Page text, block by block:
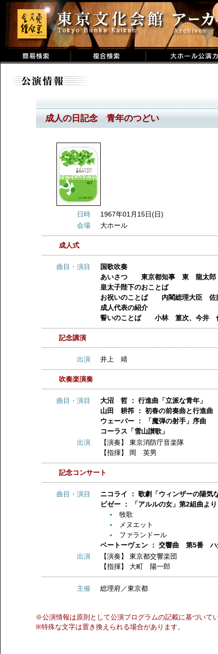
成人の日記念 青年のつどい
日時
1967年01月15日(日)
会場
大ホール
成人式
曲目・演目
国歌吹奏
あいさつ 東京都知事 東 龍太郎
皇太子陛下のおことば
お祝いのことば 内閣総理大臣
成人代表の紹介
誓いのことば 小林 篁次、今井
記念講演
出演 井上 靖
吹奏楽演奏
曲目・演目
大沼 哲 ： 行進曲「立派な青年」
山田 耕筰 ： 初春の前奏曲と行進曲
ウェーバー ： 「魔弾の射手」序曲
コーラス「雪山讃歌」
出演
【演奏】東京消防庁音楽隊
【指揮】 岡 英男
記念コンサート
曲目・演目
ニコライ ： 歌劇「ウィンザーの陽気
ビゼー ： 「アルルの女」第2組曲より
牧歌
メヌエット
ファランドール
ベートーヴェン ： 交響曲 第5番
出演
【演奏】東京都交響楽団
【指揮】 大町 陽一郎
主催 総理府／東京都
※公演情報は原則として公演プログラムの記載に基づいて
※特殊な文字は置き換えられる場合があります。